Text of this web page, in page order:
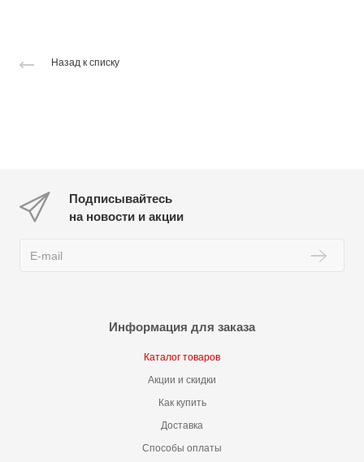
Назад к списку
Подписывайтесь
на новости и акции
Информация для заказа
Каталог товаров
Акции и скидки
Как купить
Доставка
Способы оплаты